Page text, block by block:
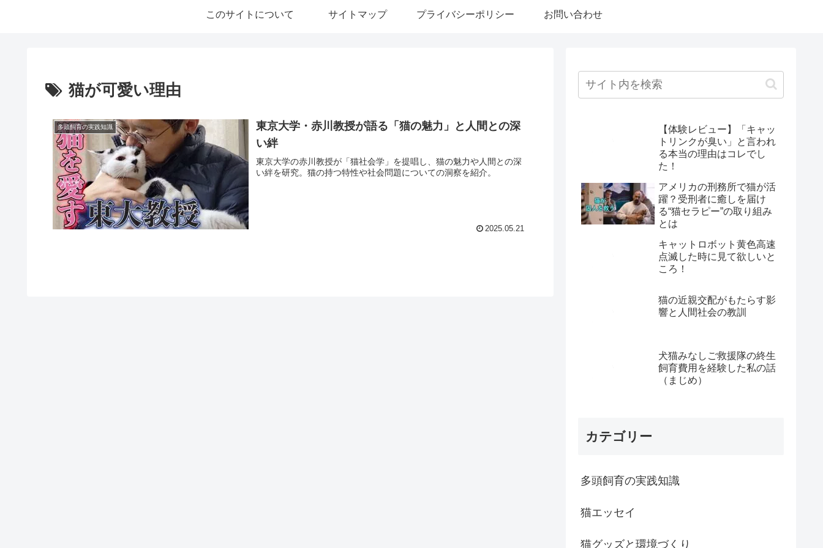
このサイトについて サイトマップ プライバシーポリシー お問い合わせ
猫が可愛い理由
多頭飼育の実践知識
東京大学・赤川教授が語る「猫の魅力」と人間との深
い絆
東京大学の赤川教授が「猫社会学」を提唱し、猫の魅力や人間との深
い絆を研究。猫の持つ特性や社会問題についての洞察を紹介。
2025.05.21
【体験レビュー】「キャッ
トリンクが臭い」と言われ
る本当の理由はコレでし
た！
アメリカの刑務所で猫が活
躍？受刑者に癒しを届け
る“猫セラピー”の取り組み
とは
キャットロボット黄色高速
点滅した時に見て欲しいと
ころ！
猫の近親交配がもたらす影
響と人間社会の教訓
犬猫みなしご救援隊の終生
飼育費用を経験した私の話
（まじめ）
カテゴリー
多頭飼育の実践知識
猫エッセイ
猫グッズと環境づくり